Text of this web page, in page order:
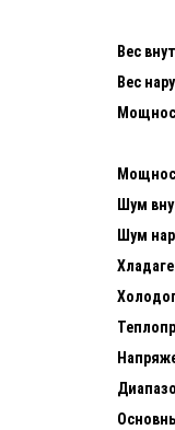
Вес
Вес
Шум
Шум